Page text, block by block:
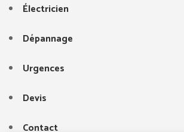
Électricien
Dépannage
Urgences
Devis
Contact